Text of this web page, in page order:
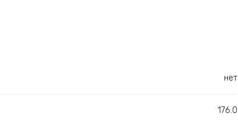
нет
176.0